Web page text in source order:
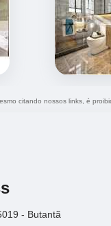
citando nossos links, é
- Butantã